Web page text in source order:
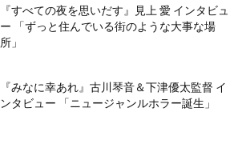
『すべての夜を思いだす』見上 愛 インタビュ
ー 「ずっと住んでいる街のような大事な場
所」
『みなに幸あれ』古川琴音＆下津優太監督 イ
ンタビュー 「ニュージャンルホラー誕生」